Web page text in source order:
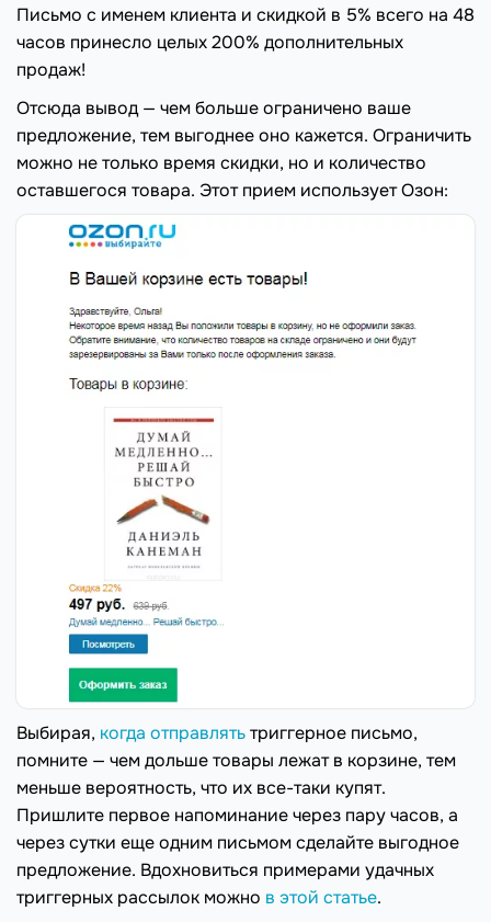
Письмо с именем клиента и скидкой в 5% всего на 48
часов принесло целых 200% дополнительных
продаж!
Отсюда вывод — чем больше ограничено ваше
предложение, тем выгоднее оно кажется. Ограничить
можно не только время скидки, но и количество
оставшегося товара. Этот прием использует Озон:
Выбирая, когда отправлятьтриггерное письмо,
помните — чем дольше товары лежат в корзине, тем
меньше вероятность, что их все-таки купят.
Пришлите первое напоминание через пару часов, а
через сутки еще одним письмом сделайте выгодное
предложение. Вдохновиться примерами удачных
триггерных рассылок можно в этой статье.